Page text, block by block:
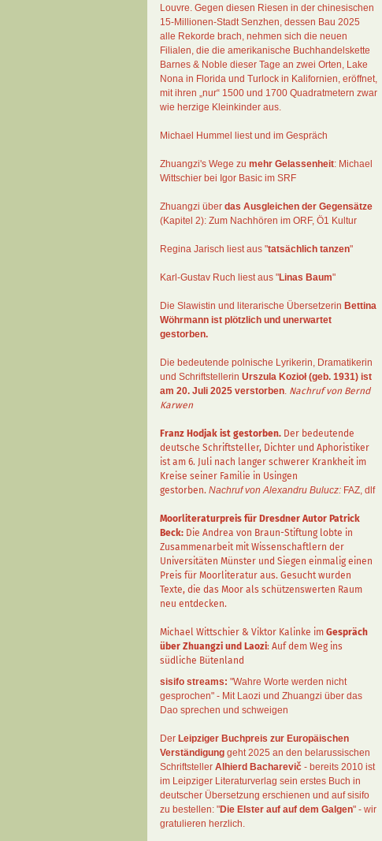
Louvre. Gegen diesen Riesen in der chinesischen
15-Millionen-Stadt Senzhen, dessen Bau 2025
alle Rekorde brach, nehmen sich die neuen
Filialen, die die amerikanische Buchhandelskette
Barnes & Noble dieser Tage an zwei Orten, Lake
Nona in Florida und Turlock in Kalifornien, eröffnet,
mit ihren „nur“ 1500 und 1700 Quadratmetern zwar
wie herzige Kleinkinder aus.
Michael Hummel liest und im Gespräch
Zhuangzi's Wege zu mehr Gelassenheit: Michael
Wittschier bei Igor Basic im SRF
Zhuangzi über das Ausgleichen der Gegensätze
(Kapitel 2): Zum Nachhören im ORF, Ö1 Kultur
Regina Jarisch liest aus "tatsächlich tanzen"
Karl-Gustav Ruch liest aus "Linas Baum"
Die Slawistin und literarische Übersetzerin Bettina
Wöhrmann ist plötzlich und unerwartet
gestorben.
Die bedeutende polnische Lyrikerin, Dramatikerin
und Schriftstellerin Urszula Kozioł (geb. 1931) ist
am 20. Juli 2025 verstorben. Nachruf von Bernd
Karwen
Franz Hodjak ist gestorben. Der bedeutende
deutsche Schriftsteller, Dichter und Aphoristiker
ist am 6. Juli nach langer schwerer Krankheit im
Kreise seiner Familie in Usingen
gestorben. Nachruf von Alexandru Bulucz: FAZ, dlf
Moorliteraturpreis für Dresdner Autor Patrick
Beck: Die Andrea von Braun-Stiftung lobte in
Zusammenarbeit mit Wissenschaftlern der
Universitäten Münster und Siegen einmalig einen
Preis für Moorliteratur aus. Gesucht wurden
Texte, die das Moor als schützenswerten Raum
neu entdecken.
Michael Wittschier & Viktor Kalinke im Gespräch
über Zhuangzi und Laozi: Auf dem Weg ins
südliche Bütenland
sisifo streams: "Wahre Worte werden nicht
gesprochen" - Mit Laozi und Zhuangzi über das
Dao sprechen und schweigen
Der Leipziger Buchpreis zur Europäischen
Verständigung geht 2025 an den belarussischen
Schriftsteller Alhierd Bacharevič - bereits 2010 ist
im Leipziger Literaturverlag sein erstes Buch in
deutscher Übersetzung erschienen und auf sisifo
zu bestellen: "Die Elster auf auf dem Galgen" - wir
gratulieren herzlich.